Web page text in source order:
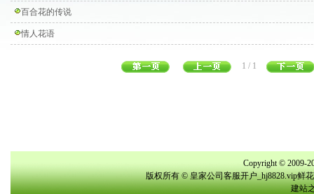
百合花的传说
情人花语
1 / 1
Copyright © 2009-
版权所有 © 皇家公司客服开户_hj8828.vip鲜
建站